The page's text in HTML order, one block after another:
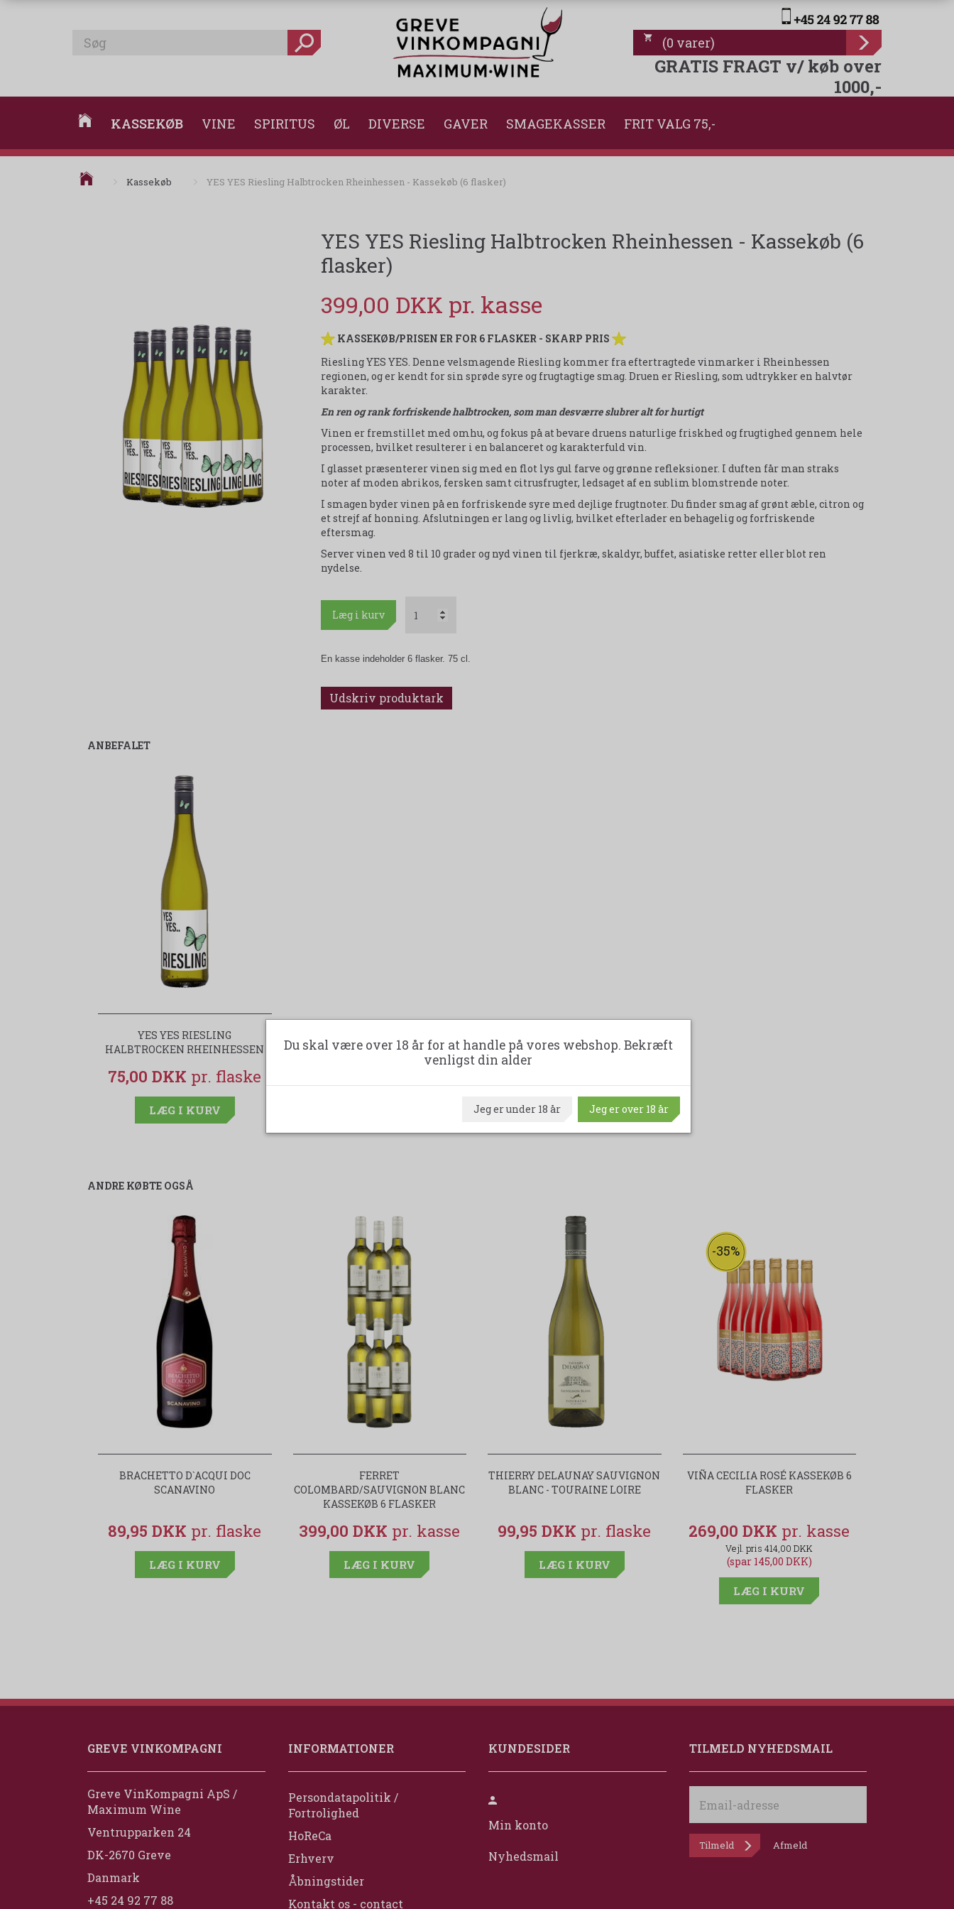
(0 varer)
GRATIS FRAGT v/ køb over
1000,-
KASSEKØB VINE SPIRITUS ØL DIVERSE GAVER SMAGEKASSER FRIT VALG 75,-
Kassekøb YES YES Riesling Halbtrocken Rheinhessen - Kassekøb (6 flasker)
YES YES Riesling Halbtrocken Rheinhessen - Kassekøb (6
flasker)
399,00 DKK
KASSEKØB/PRISEN ER FOR 6 FLASKER - SKARP PRIS
Riesling YES YES. Denne velsmagende Riesling kommer fra eftertragtede vinmarker i Rheinhessen
regionen, og er kendt for sin sprøde syre og frugtagtige smag. Druen er Riesling, som udtrykker en halvtør
karakter.
En ren og rank forfriskende halbtrocken, som man desværre slubrer alt for hurtigt
Vinen er fremstillet med omhu, og fokus på at bevare druens naturlige friskhed og frugtighed gennem hele
processen, hvilket resulterer i en balanceret og karakterfuld vin.
I glasset præsenterer vinen sig med en flot lys gul farve og grønne refleksioner. I duften får man straks
noter af moden abrikos, fersken samt citrusfrugter, ledsaget af en sublim blomstrende noter.
I smagen byder vinen på en forfriskende syre med dejlige frugtnoter. Du finder smag af grønt æble, citron og
et strejf af honning. Afslutningen er lang og livlig, hvilket efterlader en behagelig og forfriskende
eftersmag.
Server vinen ved 8 til 10 grader og nyd vinen til fjerkræ, skaldyr, buffet, asiatiske retter eller blot ren
nydelse.
Læg i kurv
En kasse indeholder 6 flasker. 75 cl.
Udskriv produktark
ANBEFALET
YES YES RIESLING
HALBTROCKEN RHEINHESSEN
75,00 DKK
LÆG I KURV
ANDRE KØBTE OGSÅ
BRACHETTO D`ACQUI DOC
SCANAVINO
89,95 DKK
LÆG I KURV
FERRET
COLOMBARD/SAUVIGNON BLANC
KASSEKØB 6 FLASKER
399,00 DKK
LÆG I KURV
THIERRY DELAUNAY SAUVIGNON
BLANC - TOURAINE LOIRE
99,95 DKK
LÆG I KURV
-35%
VIÑA CECILIA ROSÉ KASSEKØB 6
FLASKER
269,00 DKK
414,00 DKK
(spar 145,00 DKK)
LÆG I KURV
GREVE VINKOMPAGNI
Greve VinKompagni ApS /
Maximum Wine
Ventrupparken 24
DK-2670 Greve
Danmark
+45 24 92 77 88
INFORMATIONER
Persondatapolitik /
Fortrolighed
HoReCa
Erhverv
Åbningstider
Kontakt os - contact
KUNDESIDER
Min konto
Nyhedsmail
TILMELD NYHEDSMAIL
adresse
Tilmeld Afmeld
Du skal være over 18 år for at handle på vores webshop. Bekræft
venligst din alder
Jeg er under 18 år Jeg er over 18 år